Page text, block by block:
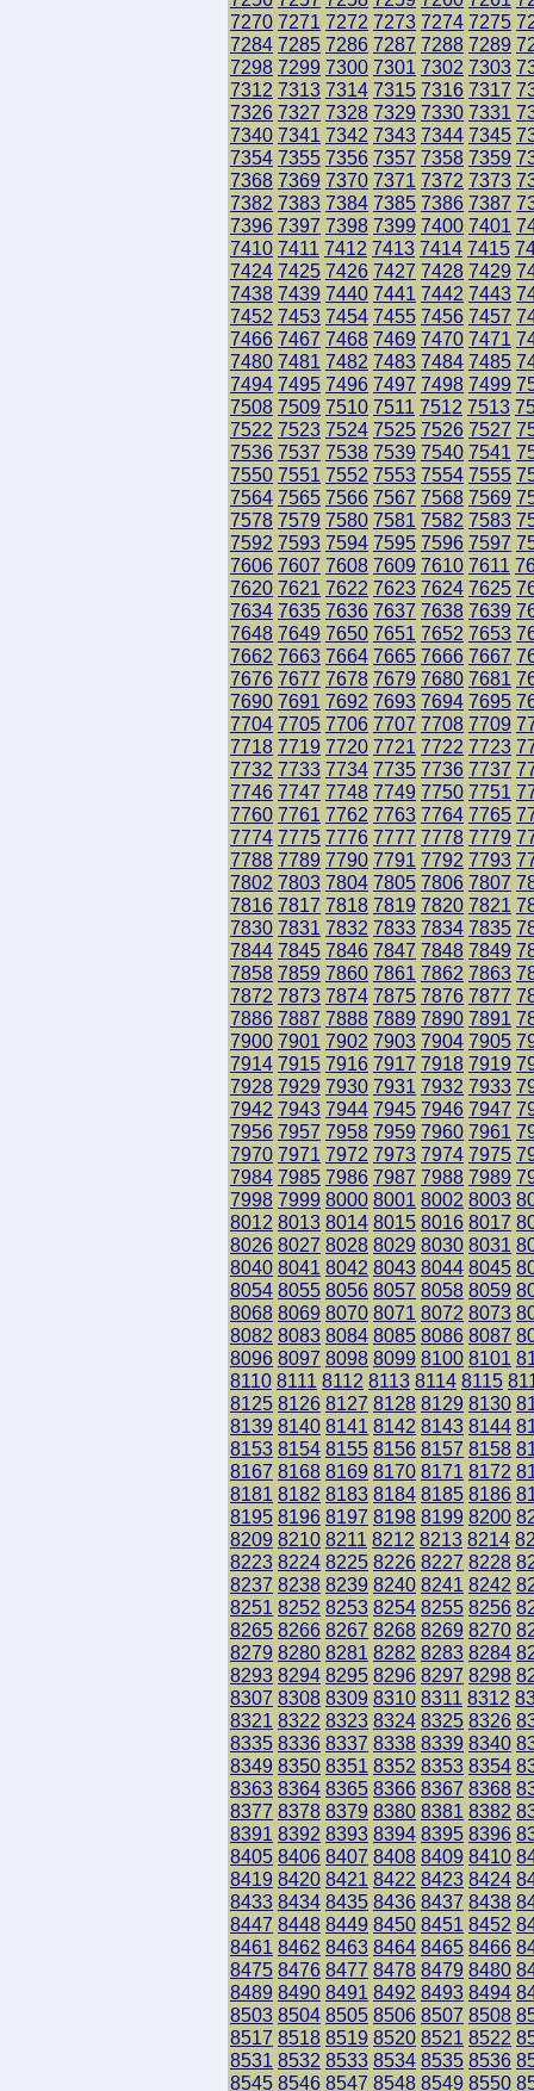
7270 7271 7272 7273 7274 7275
7284 7285 7286 7287 7288 7289
7298 7299 7300 7301 7302 7303
7312 7313 7314 7315 7316 7317
7326 7327 7328 7329 7330 7331
7340 7341 7342 7343 7344 7345
7354 7355 7356 7357 7358 7359
7368 7369 7370 7371 7372 7373
7382 7383 7384 7385 7386 7387
7396 7397 7398 7399 7400 7401
7410 7411 7412 7413 7414 7415
7424 7425 7426 7427 7428 7429
7438 7439 7440 7441 7442 7443
7452 7453 7454 7455 7456 7457
7466 7467 7468 7469 7470 7471
7480 7481 7482 7483 7484 7485
7494 7495 7496 7497 7498 7499
7508 7509 7510 7511 7512 7513
7522 7523 7524 7525 7526 7527
7536 7537 7538 7539 7540 7541
7550 7551 7552 7553 7554 7555
7564 7565 7566 7567 7568 7569
7578 7579 7580 7581 7582 7583
7592 7593 7594 7595 7596 7597
7606 7607 7608 7609 7610 7611
7620 7621 7622 7623 7624 7625
7634 7635 7636 7637 7638 7639
7648 7649 7650 7651 7652 7653
7662 7663 7664 7665 7666 7667
7676 7677 7678 7679 7680 7681
7690 7691 7692 7693 7694 7695
7704 7705 7706 7707 7708 7709
7718 7719 7720 7721 7722 7723
7732 7733 7734 7735 7736 7737
7746 7747 7748 7749 7750 7751
7760 7761 7762 7763 7764 7765
7774 7775 7776 7777 7778 7779
7788 7789 7790 7791 7792 7793
7802 7803 7804 7805 7806 7807
7816 7817 7818 7819 7820 7821
7830 7831 7832 7833 7834 7835
7844 7845 7846 7847 7848 7849
7858 7859 7860 7861 7862 7863
7872 7873 7874 7875 7876 7877
7886 7887 7888 7889 7890 7891
7900 7901 7902 7903 7904 7905
7914 7915 7916 7917 7918 7919
7928 7929 7930 7931 7932 7933
7942 7943 7944 7945 7946 7947
7956 7957 7958 7959 7960 7961
7970 7971 7972 7973 7974 7975
7984 7985 7986 7987 7988 7989
7998 7999 8000 8001 8002 8003
8012 8013 8014 8015 8016 8017
8026 8027 8028 8029 8030 8031
8040 8041 8042 8043 8044 8045
8054 8055 8056 8057 8058 8059
8068 8069 8070 8071 8072 8073
8082 8083 8084 8085 8086 8087
8096 8097 8098 8099 8100 8101
8110 8111 8112 8113 8114 8115
8125 8126 8127 8128 8129 8130
8139 8140 8141 8142 8143 8144
8153 8154 8155 8156 8157 8158
8167 8168 8169 8170 8171 8172
8181 8182 8183 8184 8185 8186
8195 8196 8197 8198 8199 8200
8209 8210 8211 8212 8213 8214
8223 8224 8225 8226 8227 8228
8237 8238 8239 8240 8241 8242
8251 8252 8253 8254 8255 8256
8265 8266 8267 8268 8269 8270
8279 8280 8281 8282 8283 8284
8293 8294 8295 8296 8297 8298
8307 8308 8309 8310 8311 8312
8321 8322 8323 8324 8325 8326
8335 8336 8337 8338 8339 8340
8349 8350 8351 8352 8353 8354
8363 8364 8365 8366 8367 8368
8377 8378 8379 8380 8381 8382
8391 8392 8393 8394 8395 8396
8405 8406 8407 8408 8409 8410
8419 8420 8421 8422 8423 8424
8433 8434 8435 8436 8437 8438
8447 8448 8449 8450 8451 8452
8461 8462 8463 8464 8465 8466
8475 8476 8477 8478 8479 8480
8489 8490 8491 8492 8493 8494
8503 8504 8505 8506 8507 8508
8517 8518 8519 8520 8521 8522
8531 8532 8533 8534 8535 8536
8545 8546 8547 8548 8549 8550